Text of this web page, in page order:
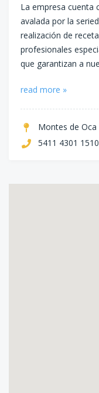
La empresa cuenta
avalada por la
realización de
profesionales
que garantizan a
read more »
Montes de Oca
5411 4301 1510